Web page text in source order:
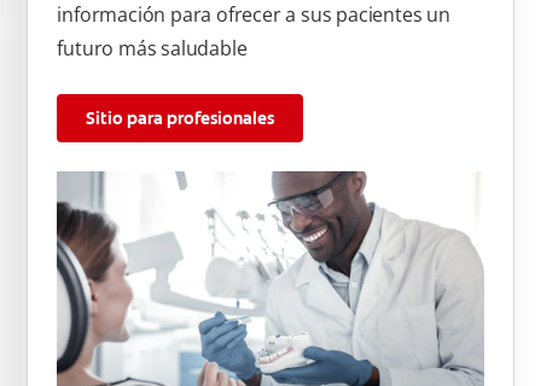
información para ofrecer a sus pacientes un
futuro más saludable
Sitio para profesionales